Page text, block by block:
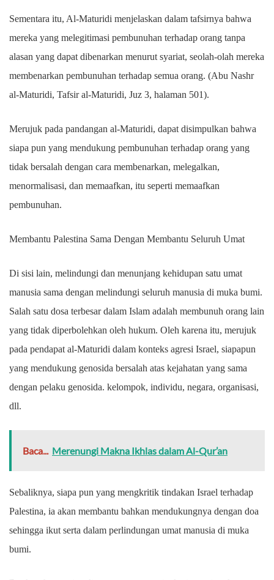
Sementara itu, Al-Maturidi menjelaskan dalam tafsirnya bahwa
mereka yang melegitimasi pembunuhan terhadap orang tanpa
alasan yang dapat dibenarkan menurut syariat, seolah-olah mereka
membenarkan pembunuhan terhadap semua orang. (Abu Nashr
al-Maturidi, Tafsir al-Maturidi, Juz 3, halaman 501).
Merujuk pada pandangan al-Maturidi, dapat disimpulkan bahwa
siapa pun yang mendukung pembunuhan terhadap orang yang
tidak bersalah dengan cara membenarkan, melegalkan,
menormalisasi, dan memaafkan, itu seperti memaafkan
pembunuhan.
Membantu Palestina Sama Dengan Membantu Seluruh Umat
Di sisi lain, melindungi dan menunjang kehidupan satu umat
manusia sama dengan melindungi seluruh manusia di muka bumi.
Salah satu dosa terbesar dalam Islam adalah membunuh orang lain
yang tidak diperbolehkan oleh hukum. Oleh karena itu, merujuk
pada pendapat al-Maturidi dalam konteks agresi Israel, siapapun
yang mendukung genosida bersalah atas kejahatan yang sama
dengan pelaku genosida. kelompok, individu, negara, organisasi,
dll.
Baca... Merenungi Makna Ikhlas dalam Al-Qur’an
Sebaliknya, siapa pun yang mengkritik tindakan Israel terhadap
Palestina, ia akan membantu bahkan mendukungnya dengan doa
sehingga ikut serta dalam perlindungan umat manusia di muka
bumi.